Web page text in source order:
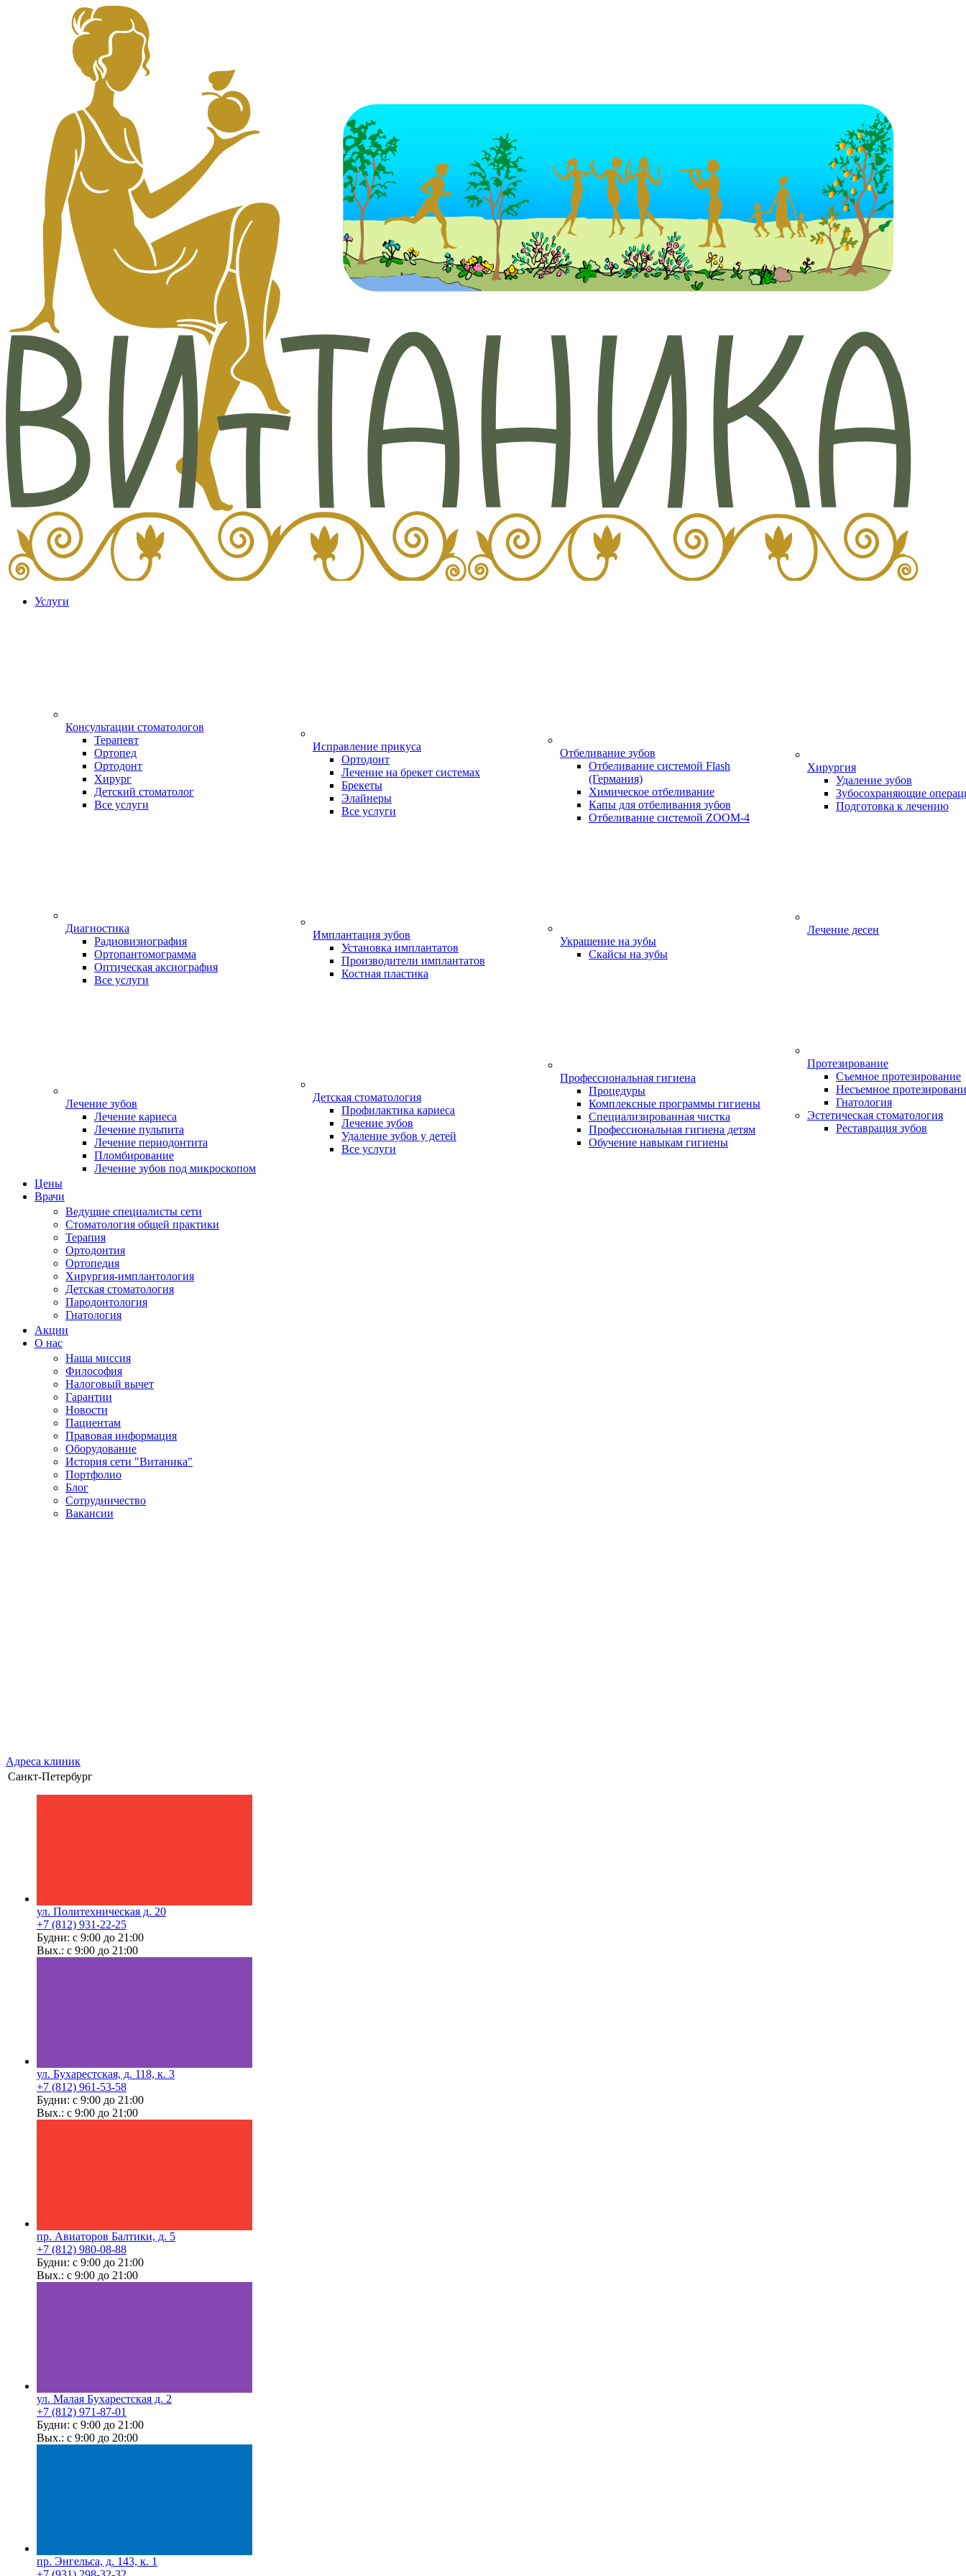
Услуги
Консультации стоматологов
Терапевт
Ортопед
Ортодонт
Хирург
Детский стоматолог
Все услуги
Диагностика
Радиовизиография
Ортопантомограмма
Оптическая аксиография
Все услуги
Лечение зубов
Лечение кариеса
Лечение пульпита
Лечение периодонтита
Пломбирование
Лечение зубов под микроскопом
Исправление прикуса
Ортодонт
Лечение на брекет системах
Брекеты
Элайнеры
Все услуги
Имплантация зубов
Установка имплантатов
Производители имплантатов
Костная пластика
Детская стоматология
Профилактика кариеса
Лечение зубов
Удаление зубов у детей
Все услуги
Отбеливание зубов
Отбеливание системой Flash
(Германия)
Химическое отбеливание
Капы для отбеливания зубов
Отбеливание системой ZOOM-4
Украшение на зубы
Скайсы на зубы
Профессиональная гигиена
Процедуры
Комплексные программы гигиены
Специализированная чистка
Профессиональная гигиена детям
Обучение навыкам гигиены
Хирургия
Удаление зубов
Зубосохраняющие
Подготовка к лечению
Лечение десен
Протезирование
Съемное протезирование
Несъемное
Гнатология
Эстетическая стоматология
Реставрация зубов
Цены
Врачи
Ведущие специалисты сети
Стоматология общей практики
Терапия
Ортодонтия
Ортопедия
Хирургия-имплантология
Детская стоматология
Пародонтология
Гнатология
Акции
О нас
Наша миссия
Философия
Налоговый вычет
Гарантии
Новости
Пациентам
Правовая информация
Оборудование
История сети "Витаника"
Портфолио
Блог
Сотрудничество
Вакансии
Адреса клиник
Санкт-Петербург
ул. Политехническая д. 20
+7 (812) 931-22-25
Будни: с 9:00 до 21:00
Вых.: с 9:00 до 21:00
ул. Бухарестская, д. 118, к. 3
+7 (812) 961-53-58
Будни: с 9:00 до 21:00
Вых.: с 9:00 до 21:00
пр. Авиаторов Балтики, д. 5
+7 (812) 980-08-88
Будни: с 9:00 до 21:00
Вых.: с 9:00 до 21:00
ул. Малая Бухарестская д. 2
+7 (812) 971-87-01
Будни: с 9:00 до 21:00
Вых.: с 9:00 до 20:00
пр. Энгельса, д. 143, к. 1